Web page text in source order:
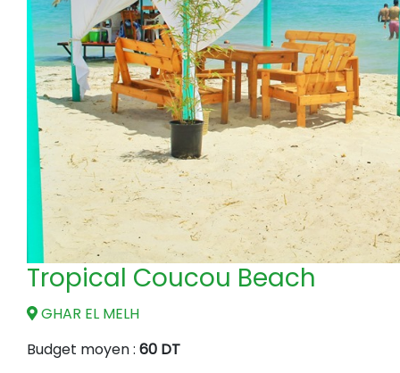
Tropical Coucou Beach
GHAR EL MELH
Budget moyen : 60 DT